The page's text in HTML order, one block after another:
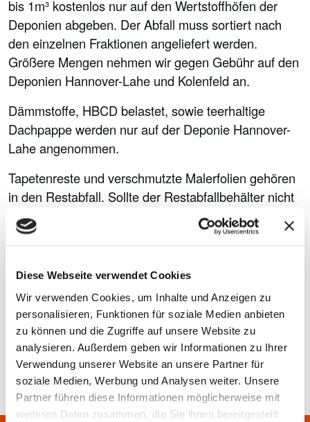
Diese Webseite verwendet Cookies
Wir verwenden Cookies, um Inhalte und Anzeigen zu
personalisieren, Funktionen für soziale Medien anbieten
zu können und die Zugriffe auf unsere Website zu
analysieren. Außerdem geben wir Informationen zu Ihrer
Verwendung unserer Website an unsere Partner für
soziale Medien, Werbung und Analysen weiter. Unsere
Partner führen diese Informationen möglicherweise mit
weiteren Daten zusammen, die Sie ihnen bereitgestellt
bis 1m³ kostenlos nur auf den Wertstoffhöfen der
Deponien abgeben. Der Abfall muss sortiert nach
den einzelnen Fraktionen angeliefert werden.
Größere Mengen nehmen wir gegen Gebühr auf den
Deponien Hannover-Lahe und Kolenfeld an.
Dämmstoffe, HBCD belastet, sowie teerhaltige
Dachpappe werden nur auf der Deponie Hannover-
Lahe angenommen.
Tapetenreste und verschmutzte Malerfolien gehören
in den Restabfall. Sollte der Restabfallbehälter nicht
ausreichen, können Zusatzsäcke gegen eine Gebühr
an den Wertstoffhöfen erworben werden. Diese
mitgenommen. Auch unverbrauchte Tapetenreste
können nicht wiederverwertet werden und gehören
deshalb ebenfalls in den Restabfall.